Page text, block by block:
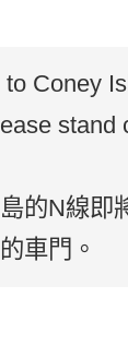
Coney
stand
的N線即
車門。